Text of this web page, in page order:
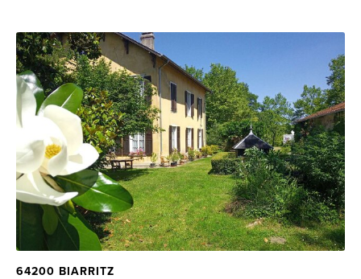
64200 BIARRITZ